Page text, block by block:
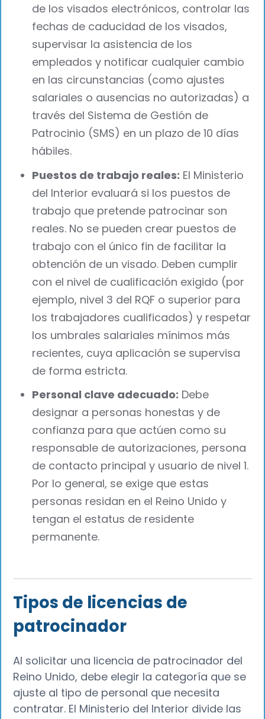
de los visados electrónicos, controlar las
fechas de caducidad de los visados,
supervisar la asistencia de los
empleados y notificar cualquier cambio
en las circunstancias (como ajustes
salariales o ausencias no autorizadas) a
través del Sistema de Gestión de
Patrocinio (SMS) en un plazo de 10 días
hábiles.
Puestos de trabajo reales: El Ministerio
del Interior evaluará si los puestos de
trabajo que pretende patrocinar son
reales. No se pueden crear puestos de
trabajo con el único fin de facilitar la
obtención de un visado. Deben cumplir
con el nivel de cualificación exigido (por
ejemplo, nivel 3 del RQF o superior para
los trabajadores cualificados) y respetar
los umbrales salariales mínimos más
recientes, cuya aplicación se supervisa
de forma estricta.
Personal clave adecuado: Debe
designar a personas honestas y de
confianza para que actúen como su
responsable de autorizaciones, persona
de contacto principal y usuario de nivel 1.
Por lo general, se exige que estas
personas residan en el Reino Unido y
tengan el estatus de residente
permanente.
Tipos de licencias de
patrocinador
Al solicitar una licencia de patrocinador del
Reino Unido, debe elegir la categoría que se
ajuste al tipo de personal que necesita
contratar. El Ministerio del Interior divide las